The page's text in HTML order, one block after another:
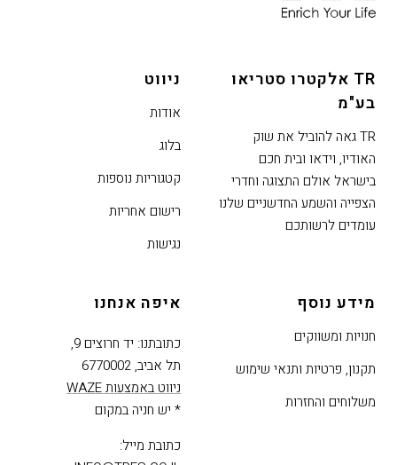
ללחוץ
לדלג
לאזור
הבא
TR אלקטרו סטריאו
בע"מ
TR גאה להוביל את שוק
האודיו, וידאו ובית חכם
בישראל אולם התצוגה וחדרי
הצפייה והשמע החדשניים שלנו
עומדים לרשותכם
ניווט
אודות
בלוג
קטגוריות נוספות
רישום אחריות
נגישות
מידע נוסף
חנויות ומשווקים
תקנון, פרטיות ותנאי שימוש
משלוחים והחזרות
איפה אנחנו
כתובתנו: יד חרוצים 9,
תל אביב, 6770002
ניווט באמצעות WAZE
* יש חניה במקום
כתובת מייל: